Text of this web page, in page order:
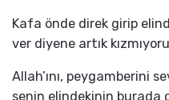
Kafa önde direk girip
ver diyene artık
Allah’ını, peygamberini
senin elindekinin burada